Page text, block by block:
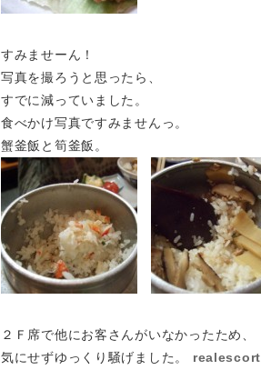
すみませーん！
写真を撮ろうと思ったら、
すでに減っていました。
食べかけ写真ですみませんっ。
蟹釜飯と筍釜飯。
２Ｆ席で他にお客さんがいなかったため、
気にせずゆっくり騒げました。 realescort